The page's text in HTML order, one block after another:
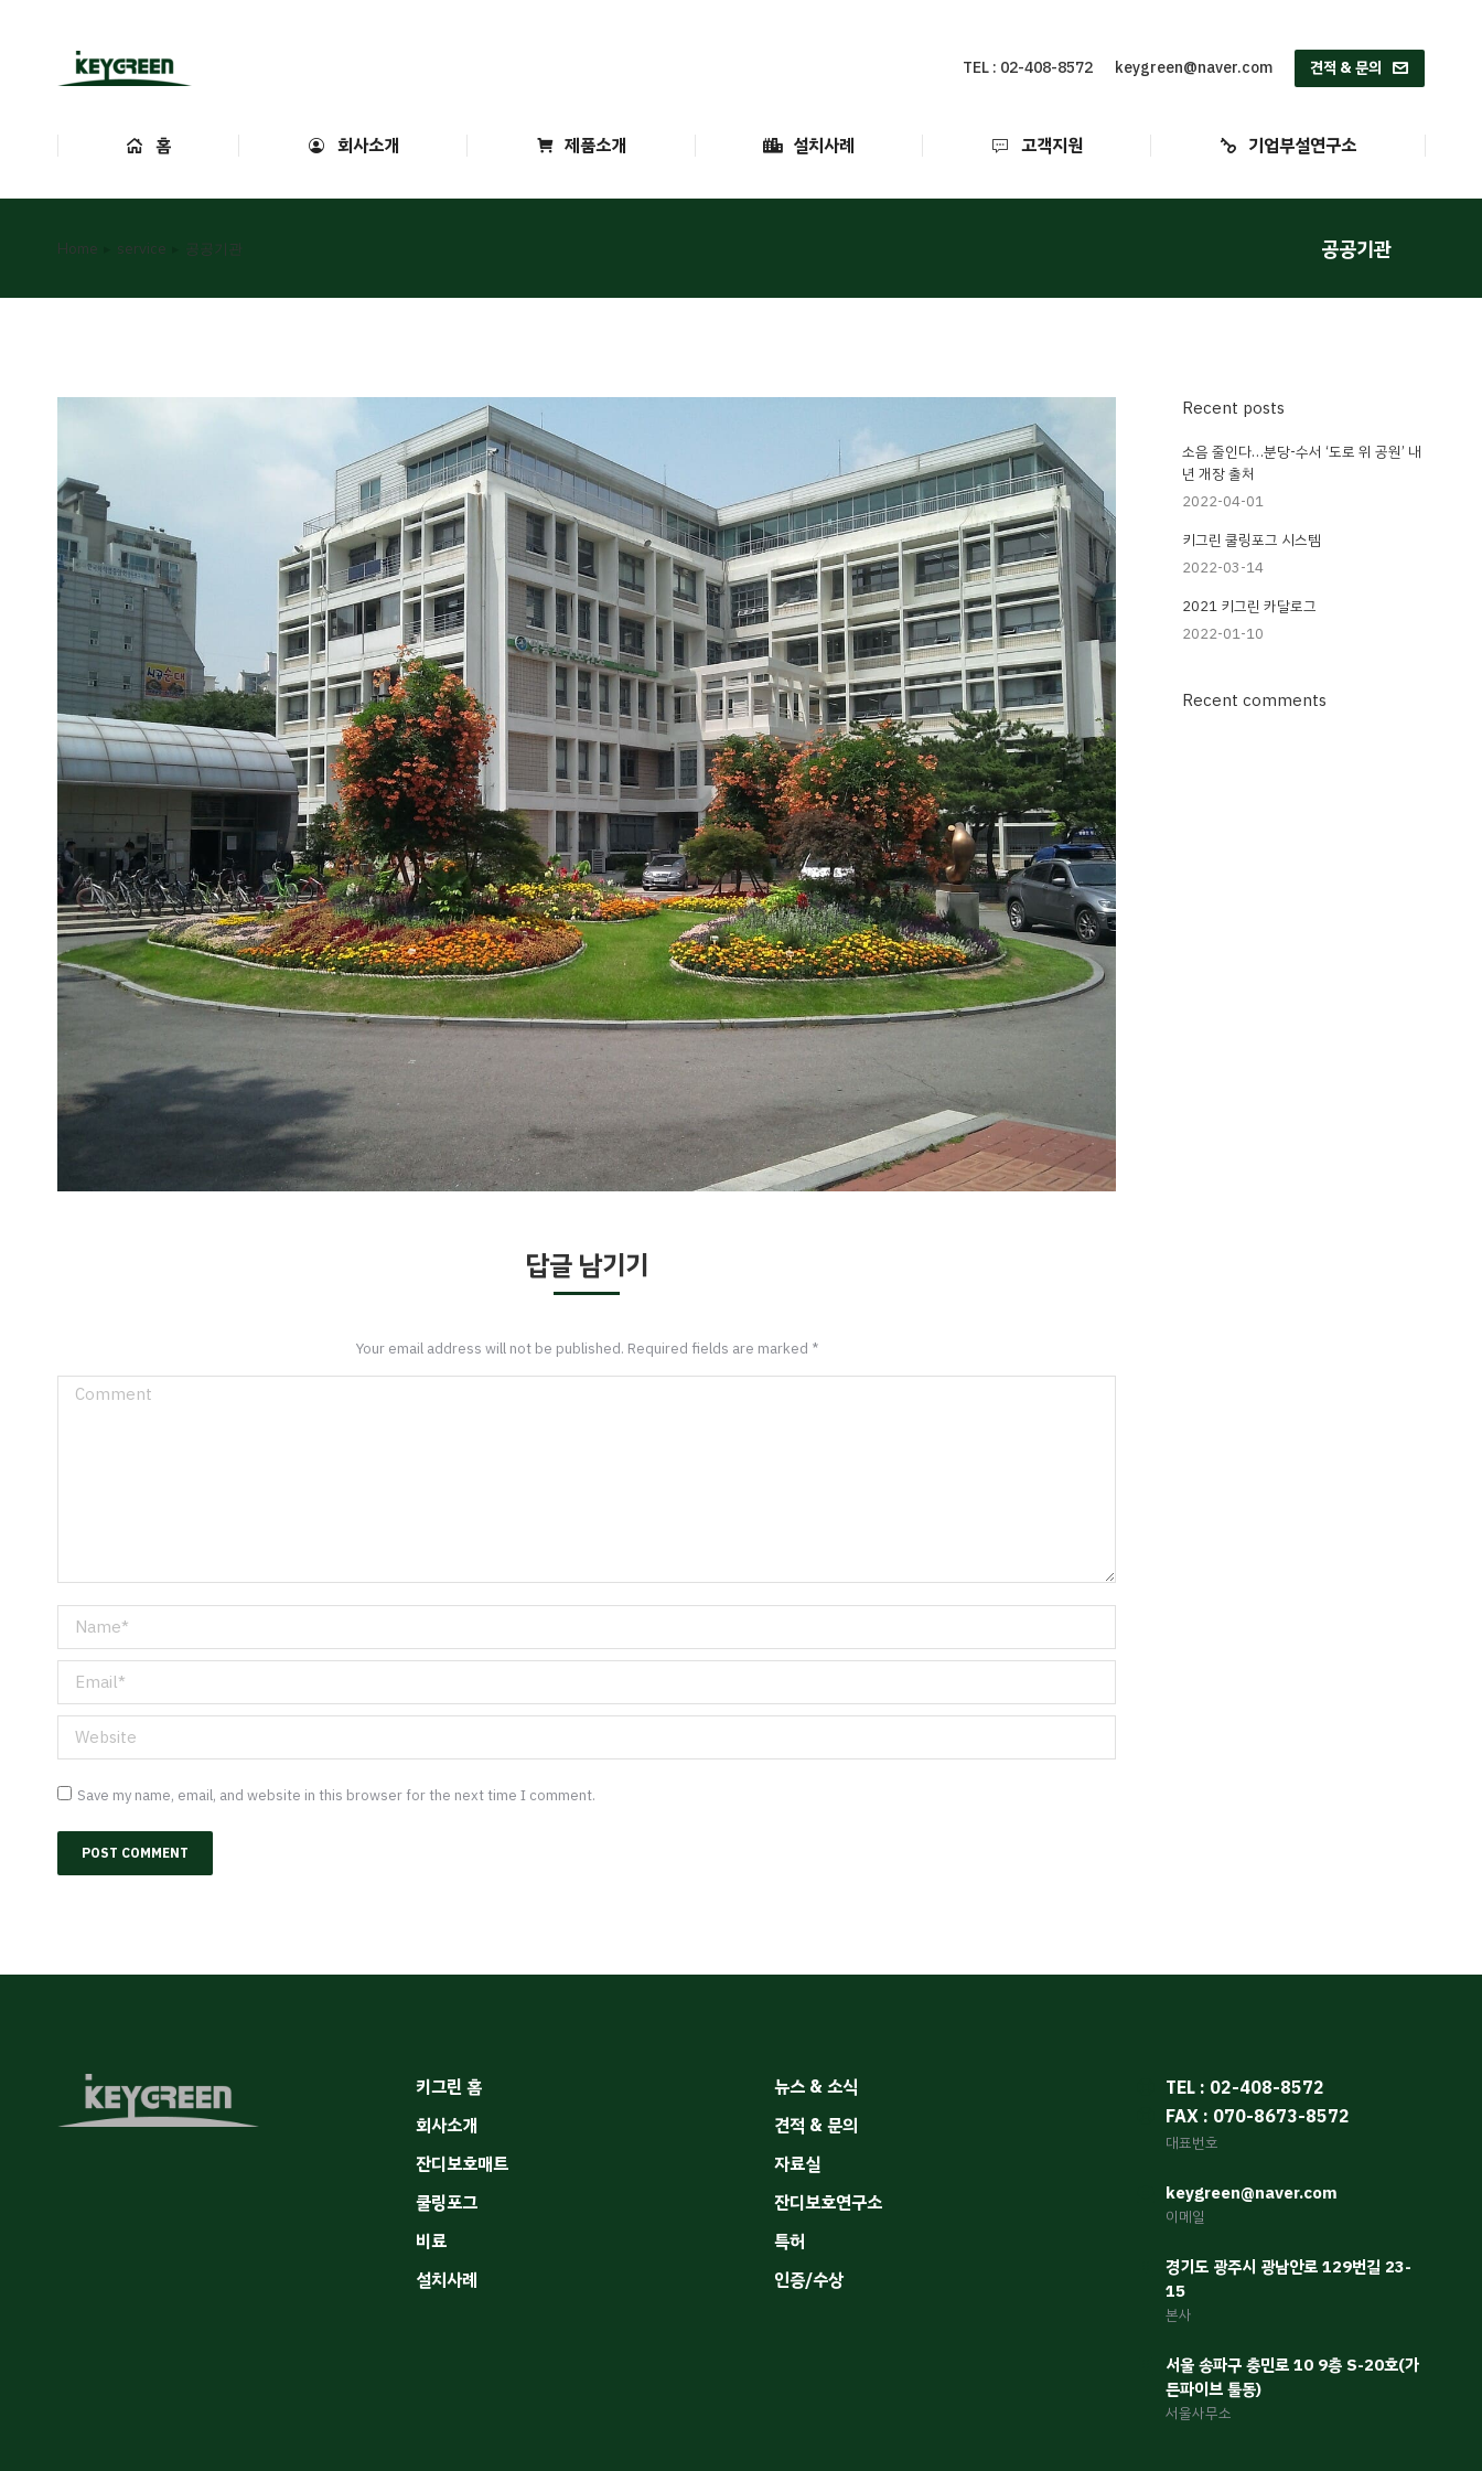
TEL : 02-408-8572 keygreen@naver.com 견적 & 문의
홈 회사소개 제품소개 설치사례 고객지원 기업부설연구소
You are here:
Home service 공공기관 공공기관
답글 남기기
Your email address will not be published. Required fields are marked *
Comment
Name *
Email *
Website
Save my name, email, and website in this browser for the next time I comment.
POST COMMENT
Recent posts
소음 줄인다…분당-수서 ‘도로 위 공원’ 내
년 개장 출처
2022-04-01
키그린 쿨링포그 시스템
2022-03-14
2021 키그린 카달로그
2022-01-10
Recent comments
키그린 홈
회사소개
잔디보호매트
쿨링포그
비료
설치사례
뉴스 & 소식
견적 & 문의
자료실
잔디보호연구소
특허
인증/수상
TEL : 02-408-8572
FAX : 070-8673-8572
대표번호
keygreen@naver.com
이메일
경기도 광주시 광남안로 129번길 23-
15
본사
서울 송파구 충민로 10 9층 S-20호(가
든파이브 툴동)
서울사무소